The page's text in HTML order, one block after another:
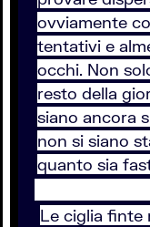
ovviamente
tentativi e
occhi. Non
resto della
siano ancora
non si siano
quanto sia
Le ciglia finte